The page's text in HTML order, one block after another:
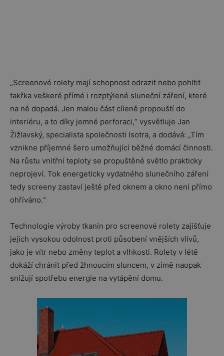
„Screenové rolety mají schopnost odrazit nebo pohltit
takřka veškeré přímé i rozptýlené sluneční záření, které
na ně dopadá. Jen malou část cíleně propouští do
interiéru, a to díky jemné perforaci,“ vysvětluje Jan
Žižlavský, specialista společnosti Isotra, a dodává: „Tím
vznikne příjemné šero umožňující běžné domácí činnosti.
Na růstu vnitřní teploty se propuštěné světlo prakticky
neprojeví. Tok energeticky vydatného slunečního záření
tedy screeny zastaví ještě před oknem a okno není přímo
ohříváno.“
Technologie výroby tkanin pro screenové rolety zajišťuje
jejich vysokou odolnost proti působení vnějších vlivů,
jako je vítr nebo změny teplot a vlhkosti. Rolety v létě
dokáží chránit před žhnoucím sluncem, v zimě naopak
snižují spotřebu energie na vytápění domu.